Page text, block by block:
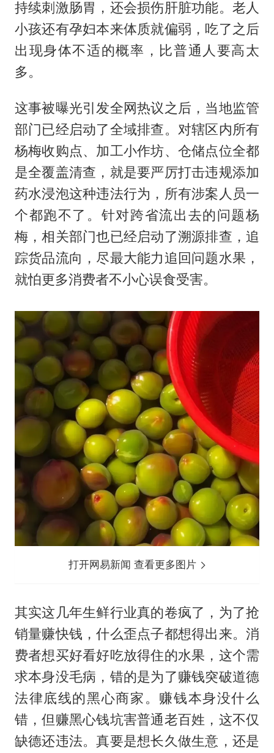
持续刺激肠胃，还会损伤肝脏功能。老人
小孩还有孕妇本来体质就偏弱，吃了之后
出现身体不适的概率，比普通人要高太
多。
这事被曝光引发全网热议之后，当地监管
部门已经启动了全域排查。对辖区内所有
杨梅收购点、加工小作坊、仓储点位全都
是全覆盖清查，就是要严厉打击违规添加
药水浸泡这种违法行为，所有涉案人员一
个都跑不了。针对跨省流出去的问题杨
梅，相关部门也已经启动了溯源排查，追
踪货品流向，尽最大能力追回问题水果，
就怕更多消费者不小心误食受害。
打开网易新闻 查看更多图片
其实这几年生鲜行业真的卷疯了，为了抢
销量赚快钱，什么歪点子都想得出来。消
费者想买好看好吃放得住的水果，这个需
求本身没毛病，错的是为了赚钱突破道德
法律底线的黑心商家。赚钱本身没什么
错，但赚黑心钱坑害普通老百姓，这不仅
缺德还违法。真要是想长久做生意，还是